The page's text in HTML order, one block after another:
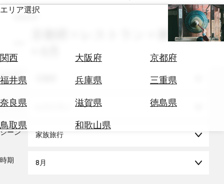
エリア選択
関西 大阪府
京都府
福井県
兵庫県
三重県
奈良県
滋賀県
徳島県
鳥取県
和歌山県
エ
券
テ
を
search
京都府 × レストラン × 家族旅行
エリア
テーマ
シーン 家族旅行
時期 8月